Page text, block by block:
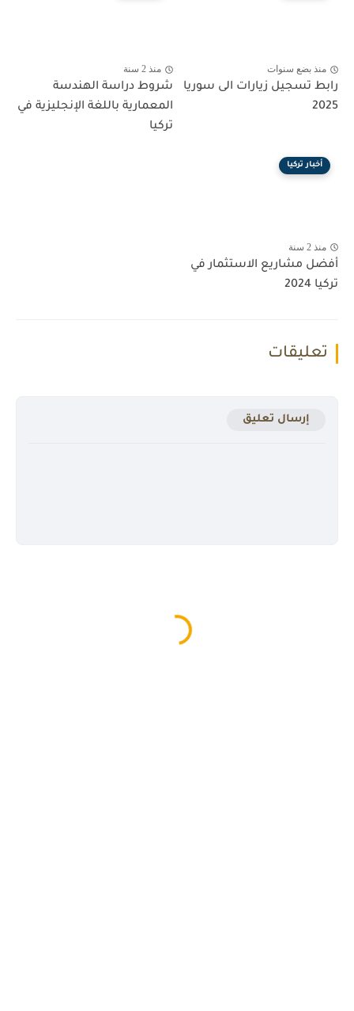
منذ بضع سنوات
رابط تسجيل زيارات الى سوريا
2025
منذ 2 سنة
شروط دراسة الهندسة
المعمارية باللغة الإنجليزية في
تركيا
أخبار تركيا
منذ 2 سنة
أفضل مشاريع الاستثمار في
تركيا 2024
تعليقات
إرسال تعليق